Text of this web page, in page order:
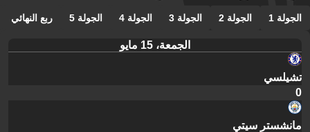
الجولة 1 الجولة 2 الجولة 3 الجولة 4 الجولة 5 ربع النهائي
الجمعة، 15 مايو
تشيلسي
0
مانشستر سيتي